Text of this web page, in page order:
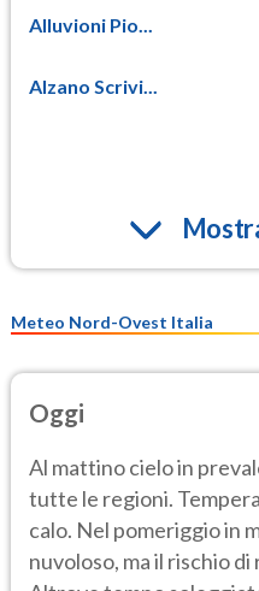
Alluvioni Pio...
Alzano Scrivi...
Meteo Nord-Ovest Italia
Oggi
Al mattino cielo in
tutte le regioni.
calo. Nel pomeriggio in
nuvoloso, ma il rischio